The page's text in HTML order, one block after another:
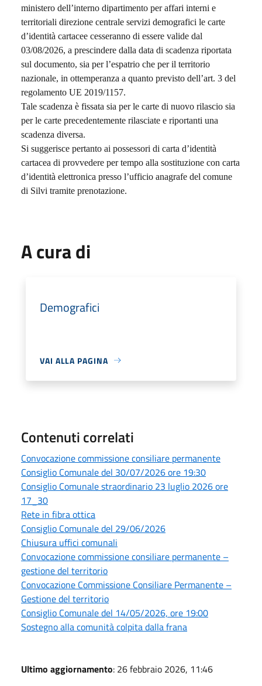
ministero dell’interno dipartimento per affari interni e
territoriali direzione centrale servizi demografici le carte
d’identità cartacee cesseranno di essere valide dal
03/08/2026, a prescindere dalla data di scadenza riportata
sul documento, sia per l’espatrio che per il territorio
nazionale, in ottemperanza a quanto previsto dell’art. 3 del
regolamento UE 2019/1157.
Tale scadenza è fissata sia per le carte di nuovo rilascio sia
per le carte precedentemente rilasciate e riportanti una
scadenza diversa.
Si suggerisce pertanto ai possessori di carta d’identità
cartacea di provvedere per tempo alla sostituzione con carta
d’identità elettronica presso l’ufficio anagrafe del comune
di Silvi tramite prenotazione.
A cura di
Demografici
VAI ALLA PAGINA
Contenuti correlati
Convocazione commissione consiliare permanente
Consiglio Comunale del 30/07/2026 ore 19:30
Consiglio Comunale straordinario 23 luglio 2026 ore
17_30
Rete in fibra ottica
Consiglio Comunale del 29/06/2026
Chiusura uffici comunali
Convocazione commissione consiliare permanente –
gestione del territorio
Convocazione Commissione Consiliare Permanente –
Gestione del territorio
Consiglio Comunale del 14/05/2026, ore 19:00
Sostegno alla comunità colpita dalla frana
Ultimo aggiornamento: 26 febbraio 2026, 11:46